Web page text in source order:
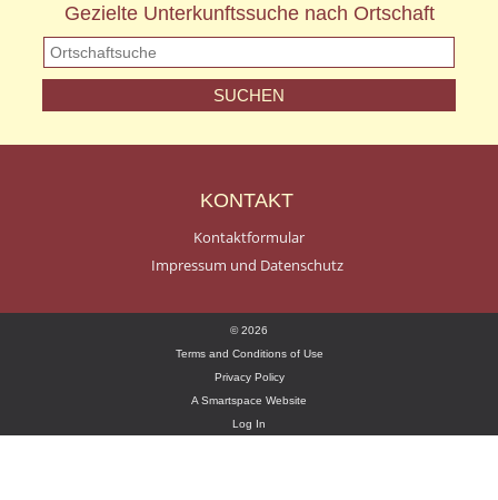
Gezielte Unterkunftssuche nach Ortschaft
KONTAKT
Kontaktformular
Impressum und Datenschutz
© 2026
Terms and Conditions of Use
Privacy Policy
A Smartspace Website
Log In